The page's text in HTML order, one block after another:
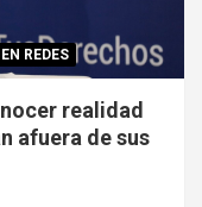
REDES
realidad
afuera de sus